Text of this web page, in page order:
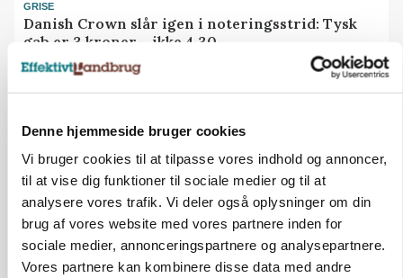
Denne hjemmeside bruger cookies
Vi bruger cookies til at tilpasse vores indhold og annoncer,
til at vise dig funktioner til sociale medier og til at
analysere vores trafik. Vi deler også oplysninger om din
brug af vores website med vores partnere inden for
sociale medier, annonceringspartnere og analysepartnere.
Vores partnere kan kombinere disse data med andre
GRISE
Danish Crown slår igen i noteringsstrid: Tysk
gab er 3 kroner – ikke 4,30